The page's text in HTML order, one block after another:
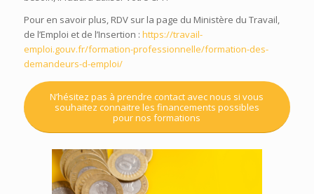
Pour en savoir plus, RDV sur la page du Ministère du Travail,
de l’Emploi et de l’Insertion : https://travail-
emploi.gouv.fr/formation-professionnelle/formation-des-
demandeurs-d-emploi/
N’hésitez pas à prendre contact avec nous si vous
souhaitez connaitre les financements possibles
pour nos formations